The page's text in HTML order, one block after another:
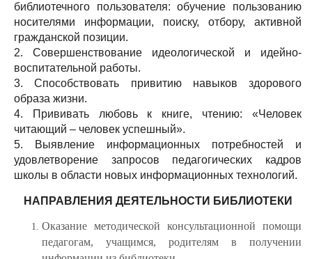
библиотечного пользователя: обучение пользованию
носителями информации, поиску, отбору, активной
гражданской позиции.
2. Совершенствование идеологической и идейно-
воспитательной работы.
3. Способствовать привитию навыков здорового
образа жизни.
4. Прививать любовь к книге, чтению: «Человек
читающий – человек успешный».
5. Выявление информационных потребностей и
удовлетворение запросов педагогических кадров
школы в области новых информационных технологий.
НАПРАВЛЕНИЯ ДЕЯТЕЛЬНОСТИ БИБЛИОТЕКИ
Оказание методической консультационной помощи
педагогам, учащимся, родителям в получении